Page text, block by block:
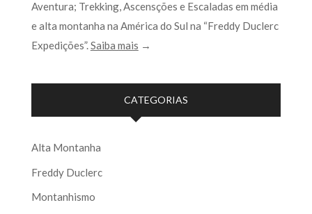
Aventura; Trekking, Ascensções e Escaladas em média
e alta montanha na América do Sul na “Freddy Duclerc
Expedições”.Saiba mais →
CATEGORIAS
Alta Montanha
Freddy Duclerc
Montanhismo